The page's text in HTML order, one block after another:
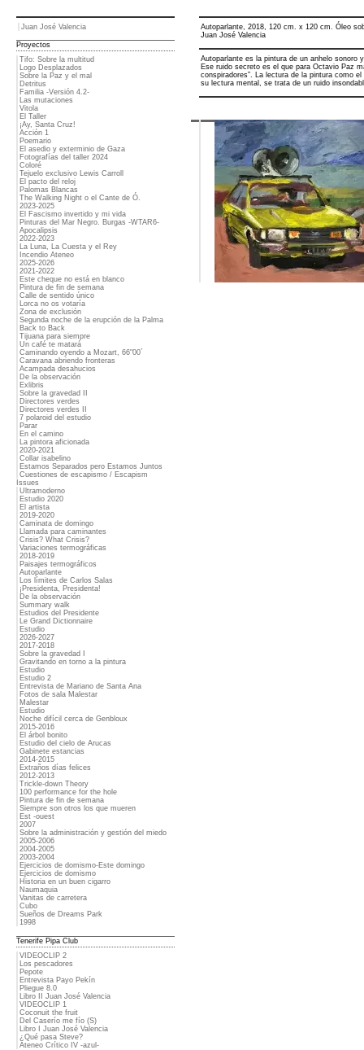
Juan José Valencia
Proyectos
Tifo: Sobre la multitud
Logo Desplazados
Sobre la Paz y el mal
Detritus
Familia -Versión 4.2-
Las mutaciones
Vitola
El Taller
¡Ay, Santa Cruz!
Acción 1
Poemario
El asedio y exterminio de Gaza
Fotografías del taller 2024
Coloré
Tejuelo exclusivo Lewis Carroll
El pacto del reloj
Palomas Blancas
The Walking Night o el Cante de Ó.
2023-2025
El Fascismo invertido y mi vida
Pinturas del Mar Negro. Burgas -WTAR6-
Apocalipsis
2022-2023
La Luna, La Cuesta y el Rey
Incendio Ateneo
2025-2026
2021-2022
Este cheque no está en blanco
Pintura de fin de semana
Calle de sentido único
Lorca no os votaría
Zona de exclusión
Segunda noche de la erupción de la Palma
Back to Back
Tijuana para siempre
Un café te matará
Caminando oyendo a Mozart, 66"00´
Caravana abriendo fronteras
Acampada desahucios
De la observación
Exlibris
Sobre la gravedad II
Directores verdes
Directores verdes II
7 polaroid del estudio
Parar
En el camino
La pintora aficionada
2020-2021
Collar isabelino
Estamos Separados pero Estamos Juntos
Cuestiones de escapismo / Escapism
Issues
Ultramoderno
Estudio 2020
El artista
2019-2020
Caminata de domingo
Llamada para caminantes
Crisis? What Crisis?
Variaciones termográficas
2018-2019
Paisajes termográficos
Autoparlante
Los límites de Carlos Salas
¡Presidenta, Presidenta!
De la observación
Summary walk
Estudios del Presidente
Le Grand Dictionnaire
Estudio
2026-2027
2017-2018
Sobre la gravedad I
Gravitando en torno a la pintura
Estudio
Estudio 2
Entrevista de Mariano de Santa Ana
Fotos de sala Malestar
Malestar
Estudio
Noche difícil cerca de Genbloux
2015-2016
El árbol bonito
Estudio del cielo de Arucas
Gabinete estancias
2014-2015
Extraños días felices
2012-2013
Trickle-down Theory
100 performance for the hole
Pintura de fin de semana
Siempre son otros los que mueren
Est -ouest
2007
Sobre la administración y gestión del miedo
2005-2006
2004-2005
2003-2004
Ejercicios de domismo-Este domingo
Ejercicios de domismo
Historia en un buen cigarro
Naumaquia
Vanitas de carretera
Cubo
Sueños de Dreams Park
1998
Tenerife Pipa Club
VIDEOCLIP 2
Los pescadores
Pepote
Entrevista Payo Pekín
Pliegue 8.0
Libro II Juan José Valencia
VIDEOCLIP 1
Coconuit the fruit
Del Caserío me fío (S)
Libro I Juan José Valencia
¿Qué pasa Steve?
Ateneo Crítico IV -azul-
Autoparlante, 2018, 120 cm. x 120 cm. Óleo
Juan José Valencia
Autoparlante es la pintura de un anhelo
Ese ruido secreto es el que para Octavio Paz
conspiradores”. La lectura de la pintura como
su lectura mental, se trata de un ruido